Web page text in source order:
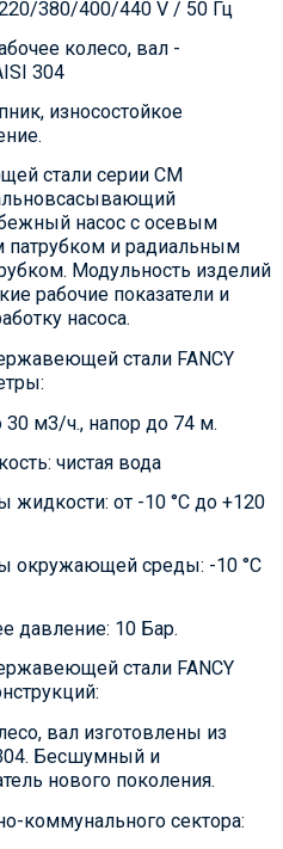
380/400/440 V / 50 Гц
колесо, вал -
304
износостойкое
стали серии CM
насос с осевым
и радиальным
Модульность изделий
рабочие показатели и
насоса.
стали FANCY
м3/ч., напор до 74 м.
чистая вода
жидкости: от -10 °C до +120
окружающей среды: -10 °C
давление: 10 Бар.
стали FANCY
вал изготовлены из
Бесшумный и
нового поколения.
коммунального сектора: